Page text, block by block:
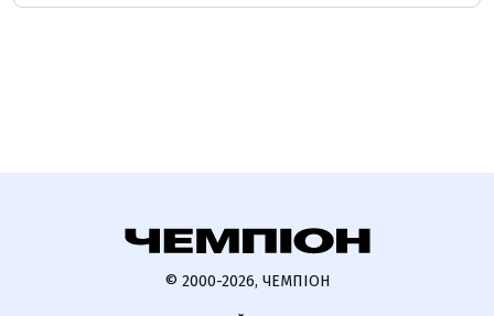
© 2000-2026, ЧЕМПІОН